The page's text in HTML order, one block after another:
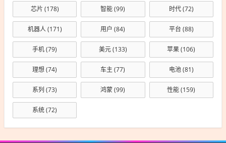
芯片 (178) 智能(99) 时代(72)
机器人(171) 用户 (84) 平台 (88)
手机(79) 美元(133) 苹果(106)
理想(74) 车主 (77) 电池(81)
系列 (73) 鸿蒙(99) 性能(159)
系统(72)